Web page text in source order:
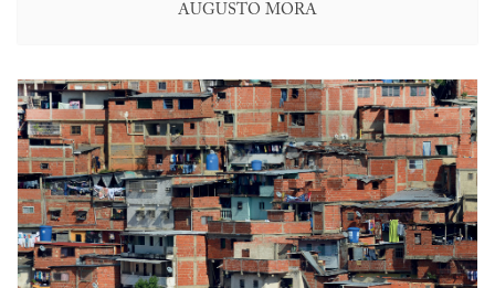
AUGUSTO MORA